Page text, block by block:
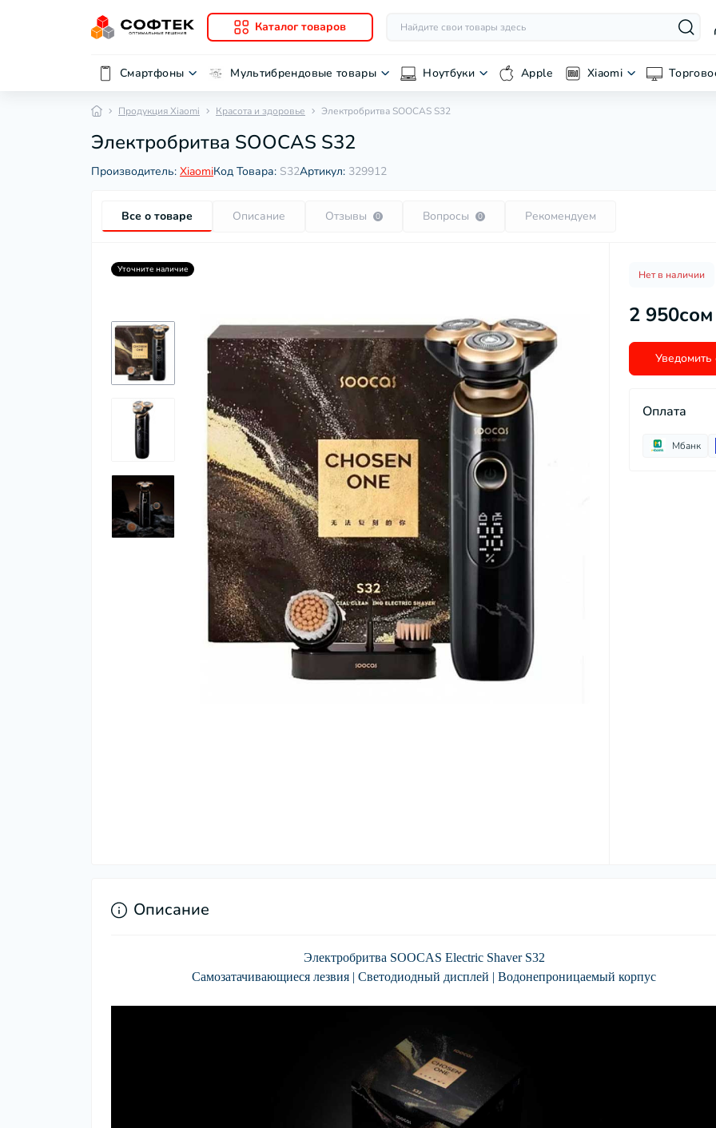
Каталог товаров
Смартфоны Мультибрендовые товары Ноутбуки Apple Xiaomi
Продукция Xiaomi Красота и здоровье Электробритва SOOCAS S32
Электробритва SOOCAS S32
Производитель: XiaomiКод Товара: S32Артикул: 329912
Все о товаре Описание Отзывы 0 Вопросы 0 Рекомендуем
Уточните наличие Нет в наличии
2 950сом
Уведомить
Оплата
Мбанк
Описание
Электробритва SOOCAS Electric Shaver S32
Самозатачивающиеся лезвия | Светодиодный дисплей | Водонепроницаемый корпус